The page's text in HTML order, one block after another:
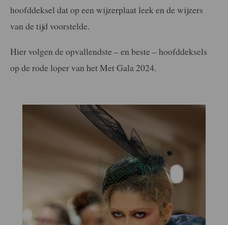
hoofddeksel dat op een wijzerplaat leek en de wijzers
van de tijd voorstelde.
Hier volgen de opvallendste – en beste – hoofddeksels
op de rode loper van het Met Gala 2024.